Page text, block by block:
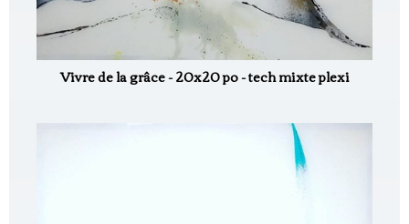
Vivre de la grâce - 20x20 po - tech mixte plexi